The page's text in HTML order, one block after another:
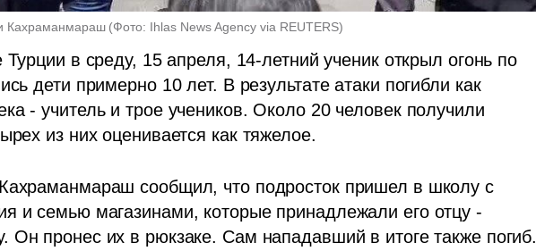
Кахраманмараш (Фото: Ihlas News Agency via REUTERS)
в среду, 15 апреля, 14-летний ученик открыл огонь по
дети примерно 10 лет. В результате атаки погибли как
- учитель и трое учеников. Около 20 человек получили
из них оценивается как тяжелое.
сообщил, что подросток пришел в школу с
и семью магазинами, которые принадлежали его отцу -
Он пронес их в рюкзаке. Сам нападавший в итоге также погиб.